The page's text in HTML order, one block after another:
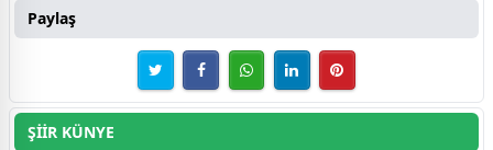
Paylaş
ŞİİR KÜNYE